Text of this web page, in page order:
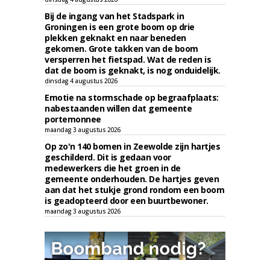
Bij de ingang van het Stadspark in
Groningen is een grote boom op drie
plekken geknakt en naar beneden
gekomen. Grote takken van de boom
versperren het fietspad. Wat de reden is
dat de boom is geknakt, is nog onduidelijk.
dinsdag 4 augustus 2026
Emotie na stormschade op begraafplaats:
nabestaanden willen dat gemeente
portemonnee
maandag 3 augustus 2026
Op zo'n 140 bomen in Zeewolde zijn hartjes
geschilderd. Dit is gedaan voor
medewerkers die het groen in de
gemeente onderhouden. De hartjes geven
aan dat het stukje grond rondom een boom
is geadopteerd door een buurtbewoner.
maandag 3 augustus 2026